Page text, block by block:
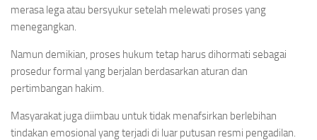
merasa lega atau bersyukur setelah melewati proses yang
menegangkan.
Namun demikian, proses hukum tetap harus dihormati sebagai
prosedur formal yang berjalan berdasarkan aturan dan
pertimbangan hakim.
Masyarakat juga diimbau untuk tidak menafsirkan berlebihan
tindakan emosional yang terjadi di luar putusan resmi pengadilan.